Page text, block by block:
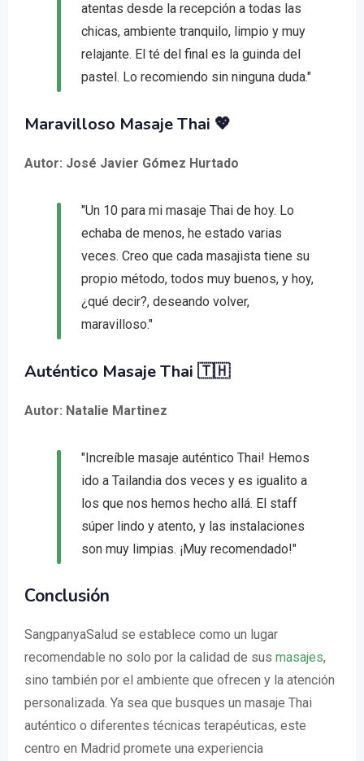
atentas desde la recepción a todas las
chicas, ambiente tranquilo, limpio y muy
relajante. El té del final es la guinda del
pastel. Lo recomiendo sin ninguna duda."
Maravilloso Masaje Thai 💖
Autor: José Javier Gómez Hurtado
"Un 10 para mi masaje Thai de hoy. Lo
echaba de menos, he estado varias
veces. Creo que cada masajista tiene su
propio método, todos muy buenos, y hoy,
¿qué decir?, deseando volver,
maravilloso."
Auténtico Masaje Thai 🇹🇭
Autor: Natalie Martinez
"Increíble masaje auténtico Thai! Hemos
ido a Tailandia dos veces y es igualito a
los que nos hemos hecho allá. El staff
súper lindo y atento, y las instalaciones
son muy limpias. ¡Muy recomendado!"
Conclusión
SangpanyaSalud se establece como un lugar
recomendable no solo por la calidad de sus masajes,
sino también por el ambiente que ofrecen y la atención
personalizada. Ya sea que busques un masaje Thai
auténtico o diferentes técnicas terapéuticas, este
centro en Madrid promete una experiencia